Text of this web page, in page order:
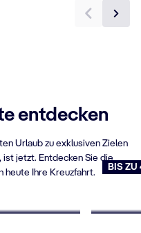
entdecken
Urlaub zu exklusiven Zielen
ist jetzt. Entdecken Sie die
heute Ihre Kreuzfahrt.
BIS ZU